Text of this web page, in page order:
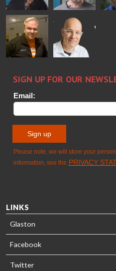
Alessa
Koskinen
Sakari
Palokangas
TREATMENT
- GLASTON
Timm
LINKS
Glaston
Facebook
Twitter